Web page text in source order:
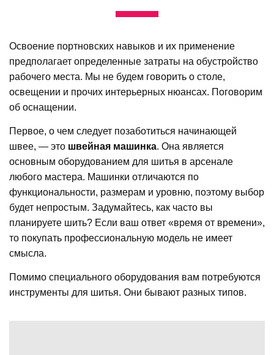
Освоение портновских навыков и их применение
предполагает определенные затраты на обустройство
рабочего места. Мы не будем говорить о столе,
освещении и прочих интерьерных нюансах. Поговорим
об оснащении.
Первое, о чем следует позаботиться начинающей
швее, — это швейная машинка. Она является
основным оборудованием для шитья в арсенале
любого мастера. Машинки отличаются по
функциональности, размерам и уровню, поэтому выбор
будет непростым. Задумайтесь, как часто вы
планируете шить? Если ваш ответ «время от времени»,
то покупать профессиональную модель не имеет
смысла.
Помимо специального оборудования вам потребуются
инструменты для шитья. Они бывают разных типов.